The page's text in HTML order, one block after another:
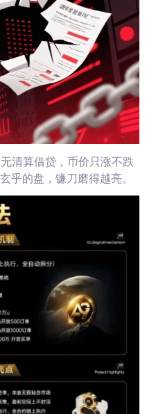
清算借贷，币价只涨不跌
乎的盘，镰刀磨得越亮。